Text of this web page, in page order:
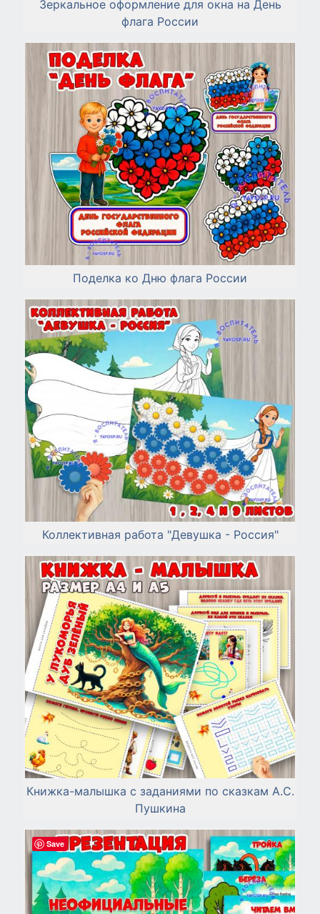
Зеркальное оформление для окна на День
флага России
Поделка ко Дню флага России
Коллективная работа "Девушка - Россия"
Книжка-малышка с заданиями по сказкам А.С.
Пушкина
Save